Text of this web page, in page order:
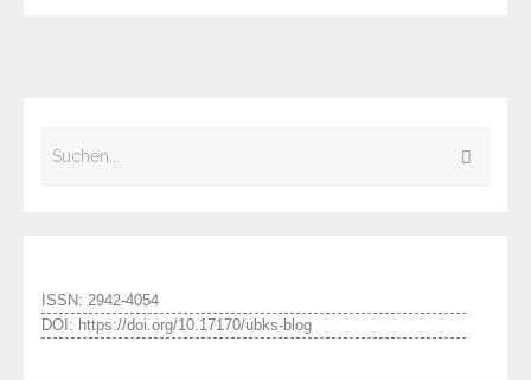
ISSN: 2942-4054
DOI: https://doi.org/10.17170/ubks-blog